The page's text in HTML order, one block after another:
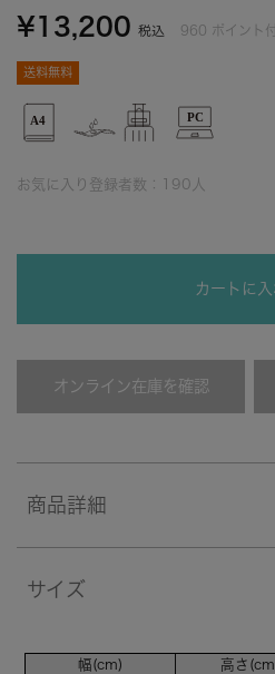
¥13,200 税込 960 ポイント
送料無料
お気に入り登録者数： 190 人
カートに入
オンライン在庫を確認
商品詳細
サイズ
幅(cm) 高さ